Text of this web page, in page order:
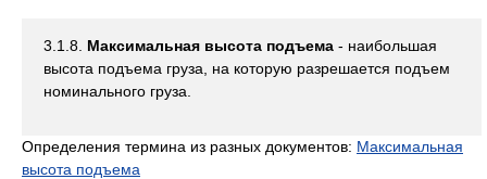
3.1.8. Максимальная высота подъема - наибольшая
высота подъема груза, на которую разрешается подъем
номинального груза.
Определения термина из разных документов: Максимальная
высота подъема